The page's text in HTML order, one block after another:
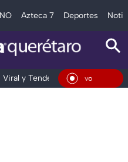
Azteca 7 Deportes
Viral y Tendencia Clima En